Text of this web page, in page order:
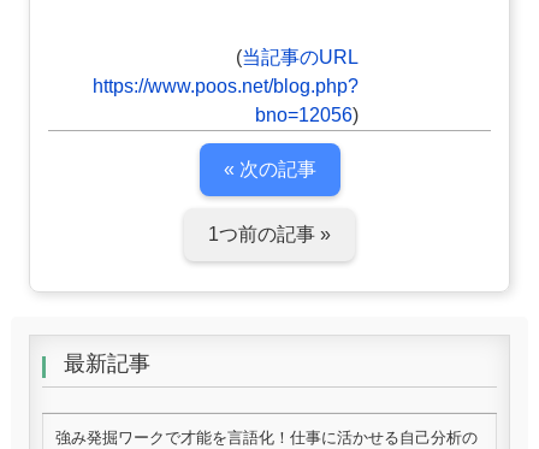
(当記事のURL
https://www.poos.net/blog.php?
bno=12056)
« 次の記事
1つ前の記事 »
最新記事
強み発掘ワークで才能を言語化！仕事に活かせる自己分析の